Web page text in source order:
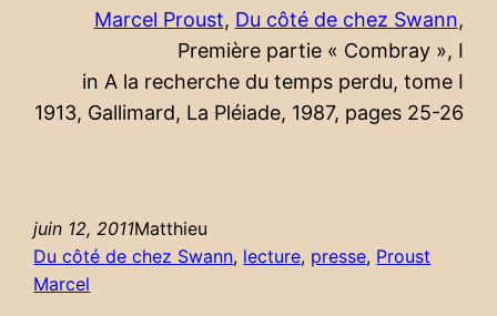
Marcel Proust, Du côté de chez Swann,
Première partie « Combray », I
in A la recherche du temps perdu, tome I
1913, Gallimard, La Pléiade, 1987, pages 25-26
juin 12, 2011Matthieu
Du côté de chez Swann, lecture, presse, Proust
Marcel